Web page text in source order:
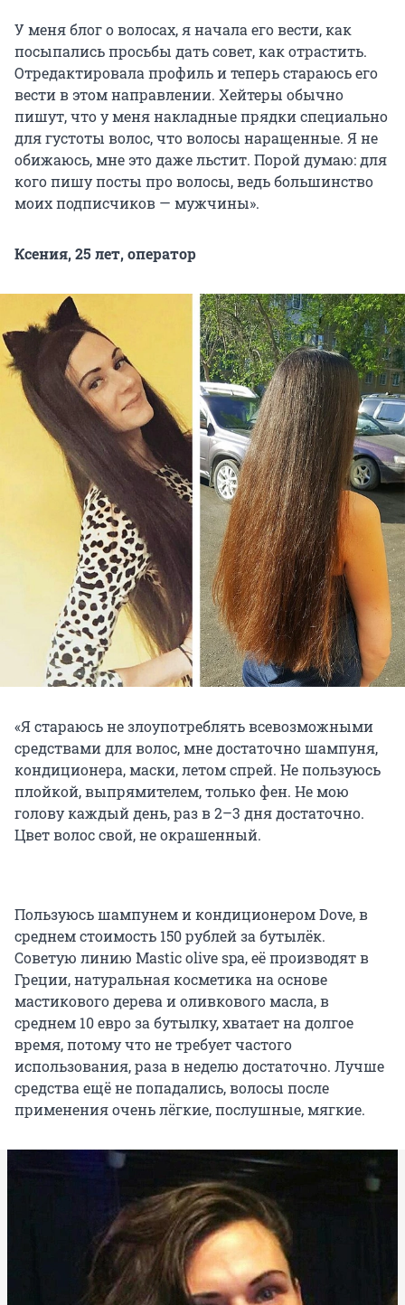
У меня блог о волосах, я начала его вести, как
посыпались просьбы дать совет, как отрастить.
Отредактировала профиль и теперь стараюсь его
вести в этом направлении. Хейтеры обычно
пишут, что у меня накладные прядки специально
для густоты волос, что волосы наращенные. Я не
обижаюсь, мне это даже льстит. Порой думаю: для
кого пишу посты про волосы, ведь большинство
моих подписчиков — мужчины».
Ксения, 25 лет, оператор
«Я стараюсь не злоупотреблять всевозможными
средствами для волос, мне достаточно шампуня,
кондиционера, маски, летом спрей. Не пользуюсь
плойкой, выпрямителем, только фен. Не мою
голову каждый день, раз в 2–3 дня достаточно.
Цвет волос свой, не окрашенный.
Пользуюсь шампунем и кондиционером Dove, в
среднем стоимость 150 рублей за бутылёк.
Советую линию Mastic olive spa, её производят в
Греции, натуральная косметика на основе
мастикового дерева и оливкового масла, в
среднем 10 евро за бутылку, хватает на долгое
время, потому что не требует частого
использования, раза в неделю достаточно. Лучше
средства ещё не попадались, волосы после
применения очень лёгкие, послушные, мягкие.